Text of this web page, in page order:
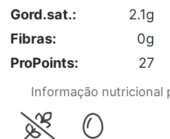
Gord.sat.:
2.1g
Fibras:
0g
ProPoints:
27
Informação nutricional